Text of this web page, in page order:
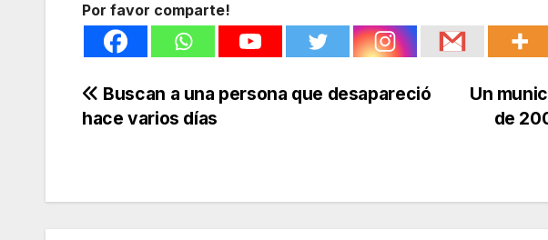
Por favor comparte!
Navegación
Un
de
Buscan a una persona que desapareció
hace varios días